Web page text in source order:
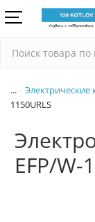
...
1150URLS
EFP/W-